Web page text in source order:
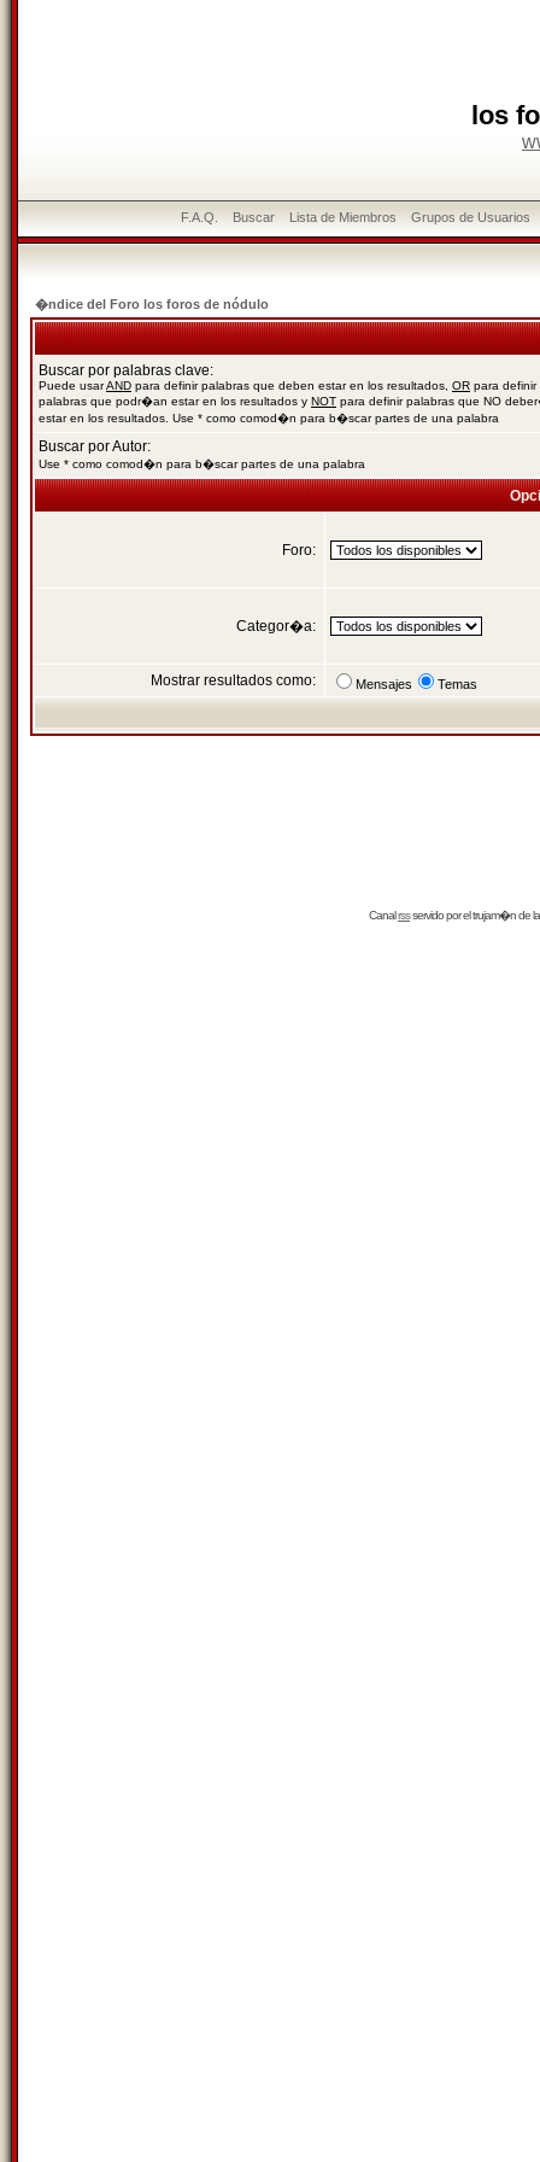
los
F.A.Q. Buscar Lista de Miembros Grupos de Usuarios
�ndice del Foro los foros de nódulo
Buscar por palabras clave:
Puede usarAND para definir palabras que deben estar en los resultados, OR para definir
palabras que podr�an estar en los resultados y NOT para definir palabras que NO
estar en los resultados. Use * como comod�n para b�scar partes de una palabra
Buscar por Autor:
Use * como comod�n para b�scar partes de una palabra
Foro:
Categor�a:
Mostrar resultados como: Mensajes Temas
Canalrssservido por eltrujam�nde